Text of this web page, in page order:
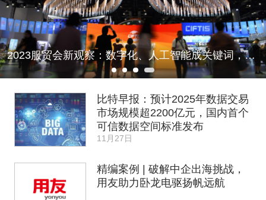
重塑超融合，青云科技云易捷v5.0引领企业加速前行
比特早报：预计2025年数据交易
市场规模超2200亿元，国内首个
可信数据空间标准发布
11月27日
精编案例 | 破解中企出海挑战，
用友助力卧龙电驱扬帆远航